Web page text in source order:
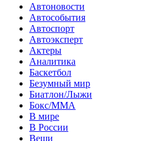
Автоновости
Автособытия
Автоспорт
Автоэксперт
Актеры
Аналитика
Баскетбол
Безумный мир
Биатлон/Лыжи
Бокс/MMA
В мире
В России
Вещи